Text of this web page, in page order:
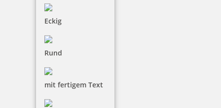
Eckig
Rund
mit fertigem Text
Jetzt gestalten